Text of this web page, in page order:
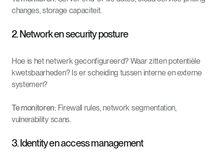
changes, storage capaciteit.
2. Network en security posture
Hoe is het netwerk geconfigureerd? Waar zitten potentiële
kwetsbaarheden? Is er scheiding tussen interne en externe
systemen?
Te monitoren:Firewall rules, network segmentation,
vulnerability scans.
3. Identity en access management